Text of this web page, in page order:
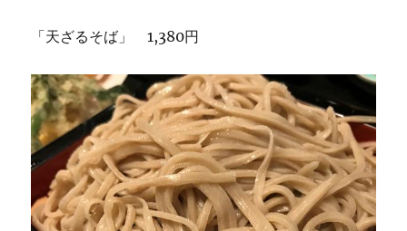
「天ざるそば」 1,380円